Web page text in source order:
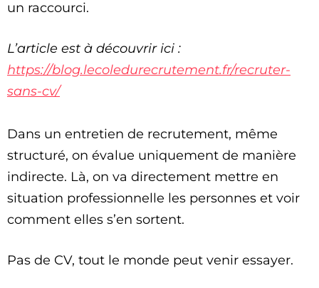
un raccourci.
L’article est à découvrir ici :
https://blog.lecoledurecrutement.fr/recruter-
sans-cv/
Dans un entretien de recrutement, même
structuré, on évalue uniquement de manière
indirecte. Là, on va directement mettre en
situation professionnelle les personnes et voir
comment elles s’en sortent.
Pas de CV, tout le monde peut venir essayer.